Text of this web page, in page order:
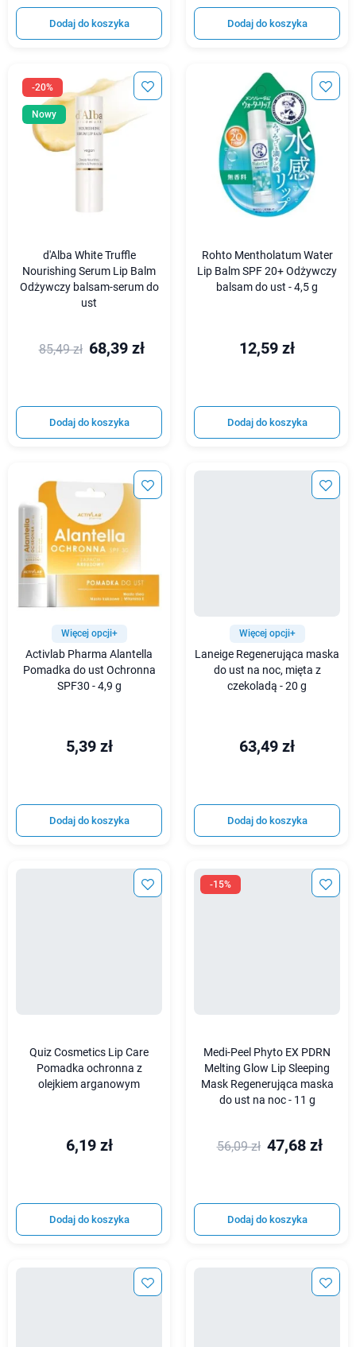
Dodaj do koszyka Dodaj do koszyka
-20%
Nowy
d'Alba White Truffle
Nourishing Serum Lip Balm
Odżywczy balsam-serum do
ust
85,49 zł 68,39 zł
Dodaj do koszyka
Rohto Mentholatum Water
Lip Balm SPF 20+ Odżywczy
balsam do ust - 4,5 g
12,59 zł
Dodaj do koszyka
Więcej opcji+
Activlab Pharma Alantella
Pomadka do ust Ochronna
SPF30 - 4,9 g
5,39 zł
Dodaj do koszyka
Więcej opcji+
Laneige Regenerująca maska
do ust na noc, mięta z
czekoladą - 20 g
63,49 zł
Dodaj do koszyka
Quiz Cosmetics Lip Care
Pomadka ochronna z
olejkiem arganowym
6,19 zł
Dodaj do koszyka
-15%
Medi-Peel Phyto EX PDRN
Melting Glow Lip Sleeping
Mask Regenerująca maska
do ust na noc - 11 g
56,09 zł 47,68 zł
Dodaj do koszyka